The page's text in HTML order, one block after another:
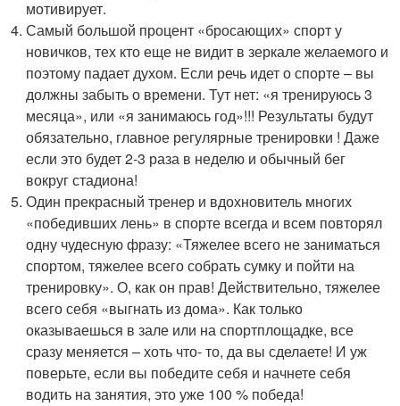
мотивирует.
Самый большой процент «бросающих» спорт у
новичков, тех кто еще не видит в зеркале желаемого и
поэтому падает духом. Если речь идет о спорте – вы
должны забыть о времени. Тут нет: «я тренируюсь 3
месяца», или «я занимаюсь год»!!! Результаты будут
обязательно, главное регулярные тренировки ! Даже
если это будет 2-3 раза в неделю и обычный бег
вокруг стадиона!
Один прекрасный тренер и вдохновитель многих
«победивших лень» в спорте всегда и всем повторял
одну чудесную фразу: «Тяжелее всего не заниматься
спортом, тяжелее всего собрать сумку и пойти на
тренировку». О, как он прав! Действительно, тяжелее
всего себя «выгнать из дома». Как только
оказываешься в зале или на спортплощадке, все
сразу меняется – хоть что- то, да вы сделаете! И уж
поверьте, если вы победите себя и начнете себя
водить на занятия, это уже 100 % победа!